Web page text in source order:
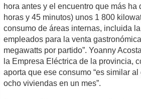
hora antes y el encuentro que más ha
horas y 45 minutos) unos 1 800
consumo de áreas internas, incluida
empleados para la venta
megawatts por partido”. Yoanny
la Empresa Eléctrica de la provincia,
aporta que ese consumo “es similar
ocho viviendas en un mes”.